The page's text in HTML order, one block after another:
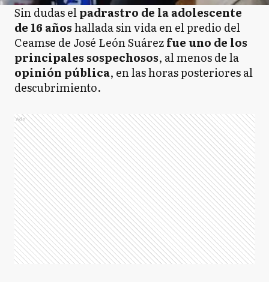
Sin dudas elpadrastro de la adolescente
de 16 añoshallada sin vida en el predio del
Ceamse de José León Suárezfue uno de los
principales sospechosos, al menos de la
opinión pública, en las horas posteriores al
descubrimiento.
Ads